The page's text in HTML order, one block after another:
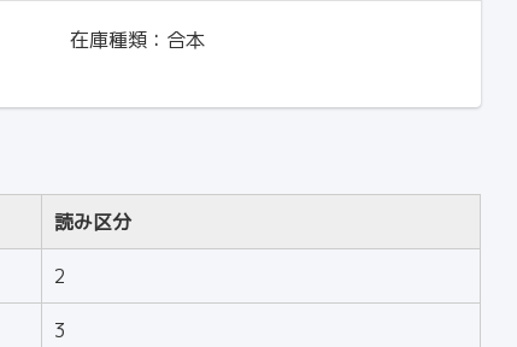
在庫種類： 合本
読み区分
2
3